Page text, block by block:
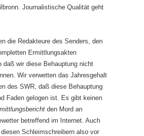
Journalistische Qualität geht
die Redakteure des Senders, den
Ermittlungsakten
daß wir diese Behauptung nicht
Wir verwetten das Jahresgehalt
des SWR, daß diese Behauptung
Faden gelogen ist. Es gibt keinen
den Mord an
betreffend im Internet. Auch
Schleimschreibern also vor